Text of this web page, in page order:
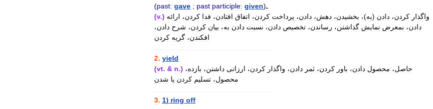
(past: gave ; past participle: given)ـ
(v.) واگذار کردن، دادن (به)، بخشیدن، دهش، دادن، پرداخت کردن، اتفاق افتادن، فدا کردن، ارائه
دادن، بمعرض نمایش گذاشتن، رساندن، تخصیص دادن، نسبت دادن به، بیان کردن، شرح دادن،
افکندن، گریه کردن
2. yield
(vt. & n.) حاصل، محصول دادن، باور کردن، ثمر دادن، واگذار کردن، ارزانی داشتن، بازده،
محصول، تسلیم کردن یا شدن
3. 1) ring off